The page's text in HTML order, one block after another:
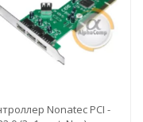
Nonatec PCI -